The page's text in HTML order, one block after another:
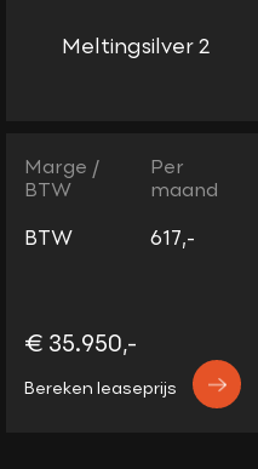
Meltingsilver 2
Marge /
BTW
BTW
Per
maand
617,-
€ 35.950,-
Bereken leaseprijs